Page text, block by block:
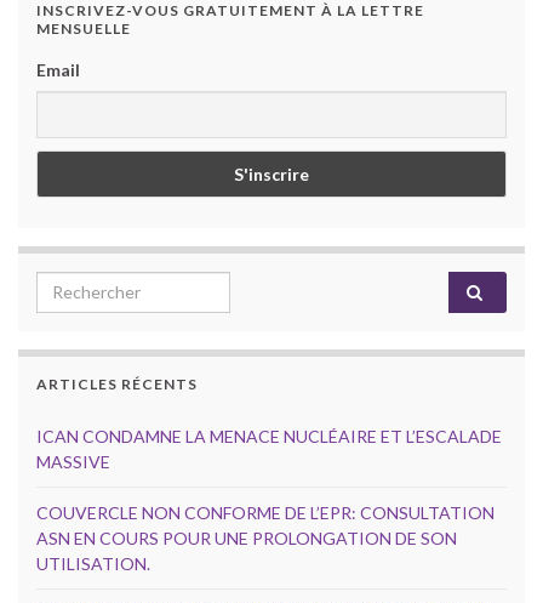
INSCRIVEZ-VOUS GRATUITEMENT À LA LETTRE
MENSUELLE
Email
Search for:
ARTICLES RÉCENTS
ICAN CONDAMNE LA MENACE NUCLÉAIRE ET L’ESCALADE
MASSIVE
COUVERCLE NON CONFORME DE L’EPR: CONSULTATION
ASN EN COURS POUR UNE PROLONGATION DE SON
UTILISATION.